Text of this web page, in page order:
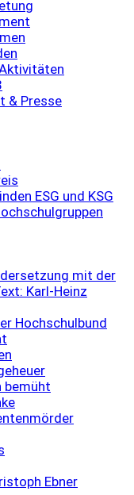
& Presse
ESG und KSG
mit der
Karl-Heinz
Hochschulbund
bemüht
Ebner